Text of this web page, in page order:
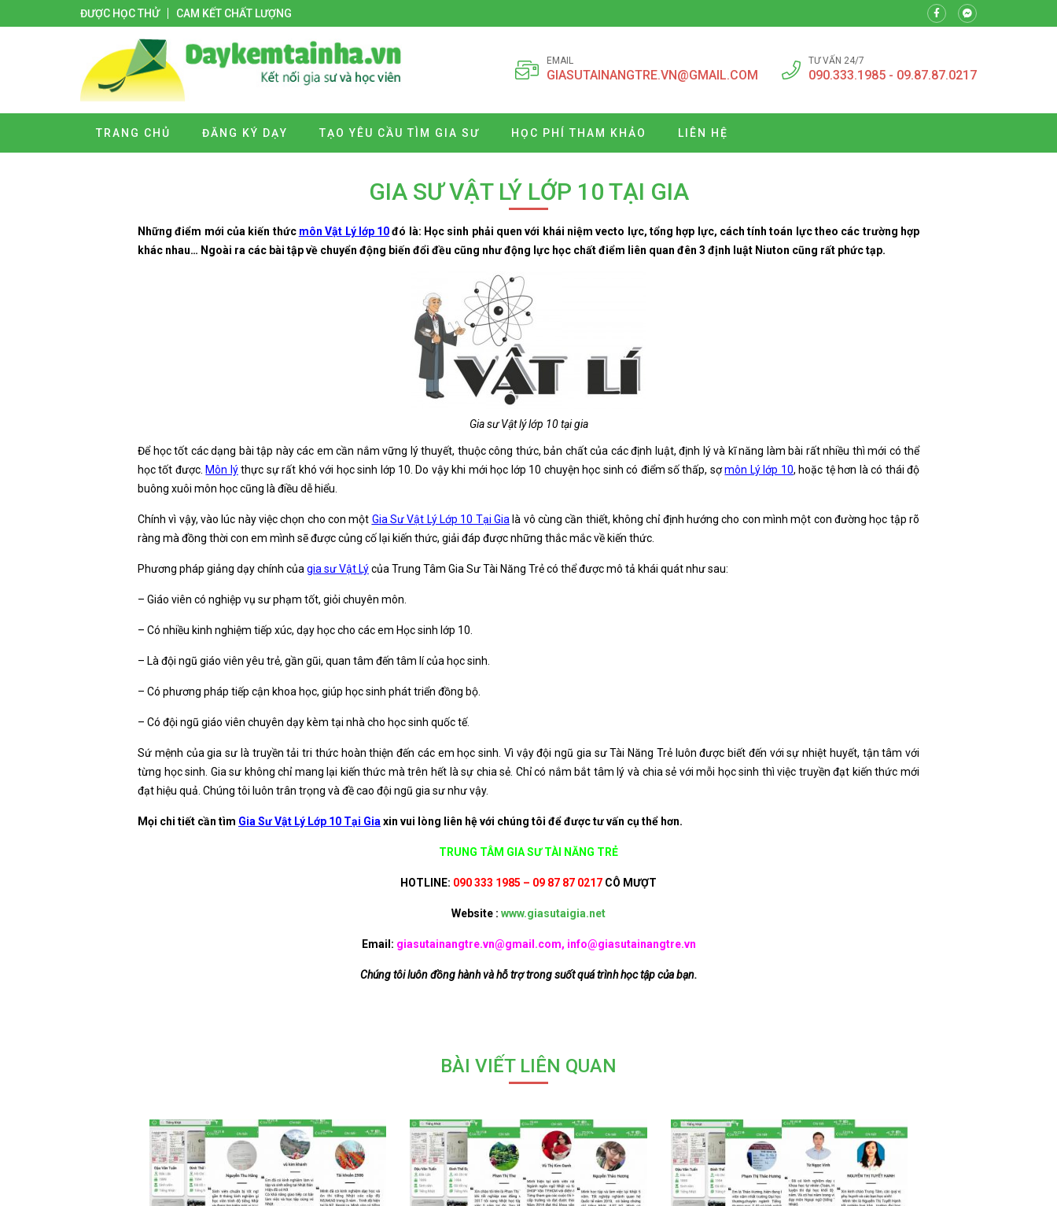
ĐƯỢC HỌC THỬ CAM KẾT CHẤT LƯỢNG
EMAIL
GIASUTAINANGTRE.VN@GMAIL.COM
TƯ VẤN 24/7
090.333.1985 - 09.87.87.0217
TRANG CHỦ ĐĂNG KÝ DẠY TẠO YÊU CẦU TÌM GIA SƯ HỌC PHÍ THAM KHẢO LIÊN HỆ
GIA SƯ VẬT LÝ LỚP 10 TẠI GIA
Những điểm mới của kiến thức môn Vật Lý lớp 10đó là: Học sinh phải quen với khái niệm vecto lực, tổng hợp lực, cách tính toán lực theo các trường hợp
khác nhau… Ngoài ra các bài tập về chuyển động biến đổi đều cũng như động lực học chất điểm liên quan đên 3 định luật Niuton cũng rất phức tạp.
Gia sư Vật lý lớp 10 tại gia
Để học tốt các dạng bài tập này các em cần nắm vững lý thuyết, thuộc công thức, bản chất của các định luật, định lý và kĩ năng làm bài rất nhiều thì mới có thể
học tốt được. Môn lýthực sự rất khó với học sinh lớp 10. Do vậy khi mới học lớp 10 chuyện học sinh có điểm số thấp, sợmôn Lý lớp 10, hoặc tệ hơn là có thái độ
buông xuôi môn học cũng là điều dễ hiểu.
Chính vì vậy, vào lúc này việc chọn cho con một Gia Sư Vật Lý Lớp 10 Tại Gia là vô cùng cần thiết, không chỉ định hướng cho con mình một con đường học tập rõ
ràng mà đồng thời con em mình sẽ được củng cố lại kiến thức, giải đáp được những thắc mắc về kiến thức.
Phương pháp giảng dạy chính của gia sư Vật Lýcủa Trung Tâm Gia Sư Tài Năng Trẻ có thể được mô tả khái quát như sau:
– Giáo viên có nghiệp vụ sư phạm tốt, giỏi chuyên môn.
– Có nhiều kinh nghiệm tiếp xúc, dạy học cho các em Học sinh lớp 10.
– Là đội ngũ giáo viên yêu trẻ, gần gũi, quan tâm đến tâm lí của học sinh.
– Có phương pháp tiếp cận khoa học, giúp học sinh phát triển đồng bộ.
– Có đội ngũ giáo viên chuyên dạy kèm tại nhà cho học sinh quốc tế.
Sứ mệnh của gia sư là truyền tải tri thức hoàn thiện đến các em học sinh. Vì vậy đội ngũ gia sư Tài Năng Trẻ luôn được biết đến với sự nhiệt huyết, tận tâm với
từng học sinh. Gia sư không chỉ mang lại kiến thức mà trên hết là sự chia sẻ. Chỉ có nắm bắt tâm lý và chia sẻ với mỗi học sinh thì việc truyền đạt kiến thức mới
đạt hiệu quả. Chúng tôi luôn trân trọng và đề cao đội ngũ gia sư như vậy.
Mọi chi tiết cần tìm Gia Sư Vật Lý Lớp 10 Tại Gia xin vui lòng liên hệ với chúng tôi để được tư vấn cụ thể hơn.
TRUNG TÂM GIA SƯ TÀI NĂNG TRẺ
HOTLINE: 090 333 1985 – 09 87 87 0217 CÔ MƯỢT
Website : www.giasutaigia.net
Email: giasutainangtre.vn@gmail.com, info@giasutainangtre.vn
Chúng tôi luôn đồng hành và hỗ trợ trong suốt quá trình học tập của bạn.
BÀI VIẾT LIÊN QUAN